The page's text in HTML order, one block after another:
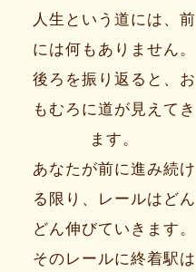
人生という道には、前
には何もありません。
後ろを振り返ると、お
もむろに道が見えてき
ます。
あなたが前に進み続け
る限り、レールはどん
どん伸びていきます。
そのレールに終着駅は